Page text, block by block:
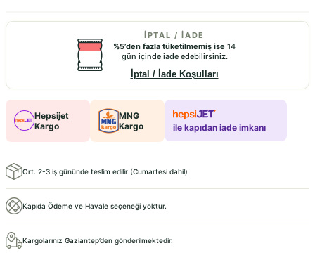
İPTAL / İADE
%5’den fazla tüketilmemiş ise 14
gün içinde iade edebilirsiniz.
İptal / İade Koşulları
Hepsijet
Kargo
MNG
Kargo
ile kapıdan iade imkanı
Ort. 2-3 iş gününde teslim edilir (Cumartesi dahil)
Kapıda Ödeme ve Havale seçeneği yoktur.
Kargolarınız Gaziantep’den gönderilmektedir.